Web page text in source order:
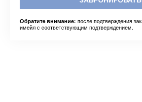
Обратите внимание: после подтверждения
имейл с соответствующим подтверждением.